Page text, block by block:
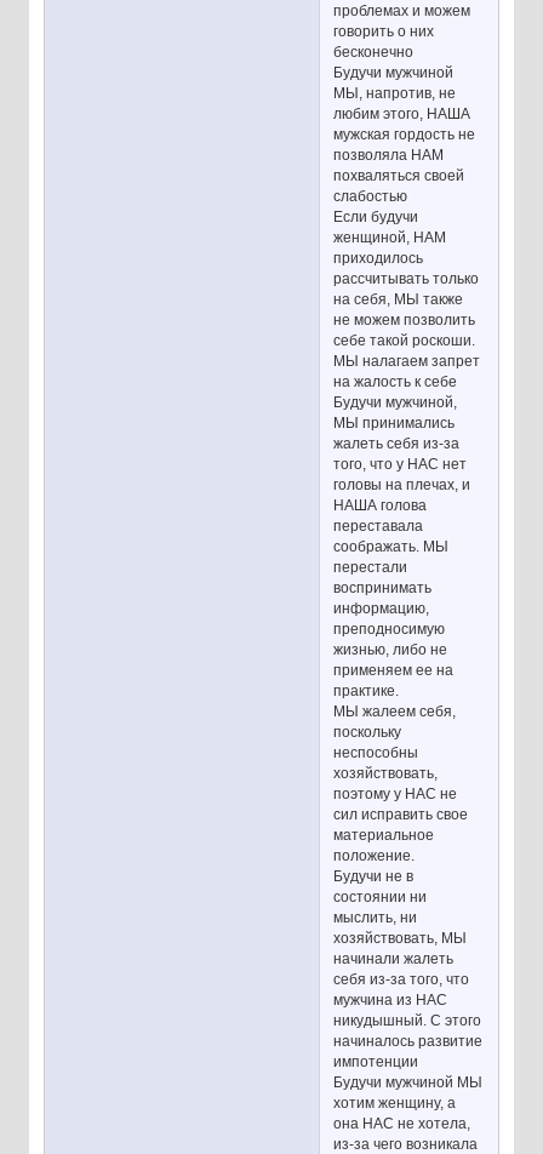
проблемах и можем
говорить о них
бесконечно
Будучи мужчиной
МЫ, напротив, не
любим этого, НАША
мужская гордость не
позволяла НАМ
похваляться своей
слабостью
Если будучи
женщиной, НАМ
приходилось
рассчитывать только
на себя, МЫ также
не можем позволить
себе такой роскоши.
МЫ налагаем запрет
на жалость к себе
Будучи мужчиной,
МЫ принимались
жалеть себя из-за
того, что у НАС нет
головы на плечах, и
НАША голова
переставала
соображать. МЫ
перестали
воспринимать
информацию,
преподносимую
жизнью, либо не
применяем ее на
практике.
МЫ жалеем себя,
поскольку
неспособны
хозяйствовать,
поэтому у НАС не
сил исправить свое
материальное
положение.
Будучи не в
состоянии ни
мыслить, ни
хозяйствовать, МЫ
начинали жалеть
себя из-за того, что
мужчина из НАС
никудышный. С этого
начиналось развитие
импотенции
Будучи мужчиной МЫ
хотим женщину, а
она НАС не хотела,
из-за чего возникала